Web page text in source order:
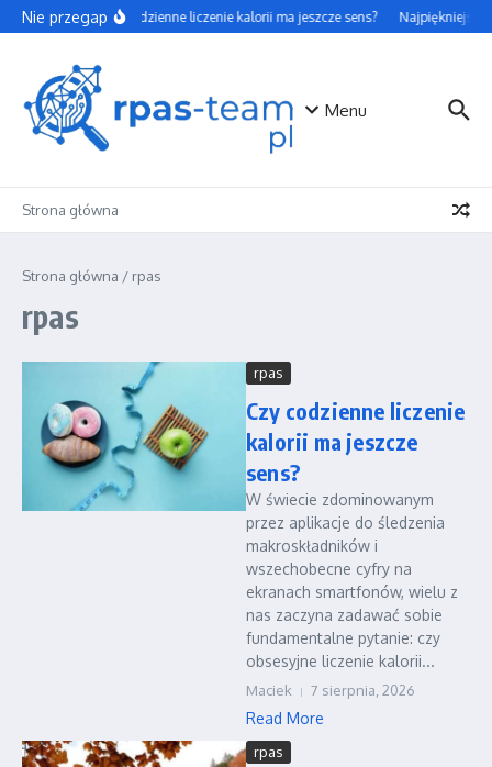
Przejdź do treści
Nie przegapCzy codzienne liczenie kalorii ma jeszcze sens? Najpiękniejsze
Menu
Strona główna
Strona główna / rpas
rpas
rpas
Czy codzienne liczenie
kalorii ma jeszcze
sens?
W świecie zdominowanym
przez aplikacje do śledzenia
makroskładników i
wszechobecne cyfry na
ekranach smartfonów, wielu z
nas zaczyna zadawać sobie
fundamentalne pytanie: czy
obsesyjne liczenie kalorii...
Maciek 7 sierpnia, 2026
Read More
rpas